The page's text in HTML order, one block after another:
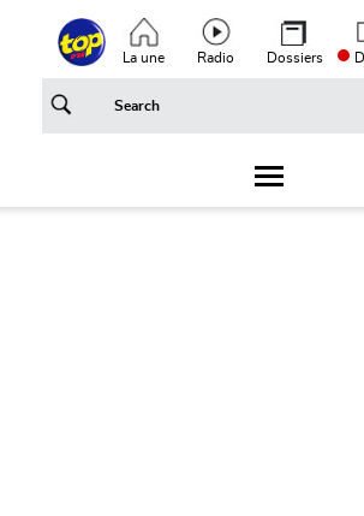
Aller au contenu principalTop header menu
La une Radio Dossiers